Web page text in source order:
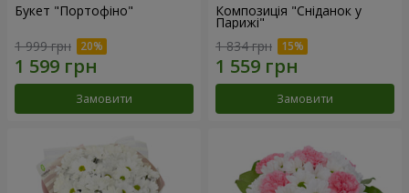
Букет "Портофіно"
1 999 грн
Замовити
Композиція "Сніданок у
Парижі"
1 834 грн
Замовити